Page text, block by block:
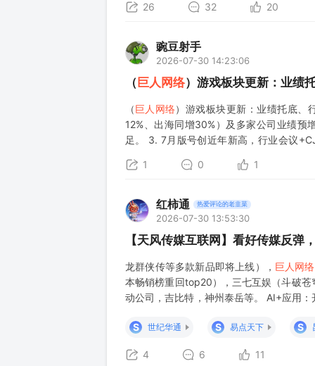
26 32 20
豌豆射手
2026-07-30 14:23:06
（ 巨人网络）游戏板块更新：业绩
（巨人网络）游戏板块更新：业绩托底、
12%、出海同增30%）及多家公司业绩预
足。 3. 7月版号创近年新高，行业会议
1 0 1
红柿通 热爱评论的老韭菜
2026-07-30 13:53:30
【天风传媒互联网】看好传媒反
龙群侠传等多款新品即将上线）， 巨人网络
本畅销榜重回top20），三七互娱（斗破
动公司，吉比特，神州泰岳等。 AI+应用
S
世纪华通 S 易点天下 S
4 6 11